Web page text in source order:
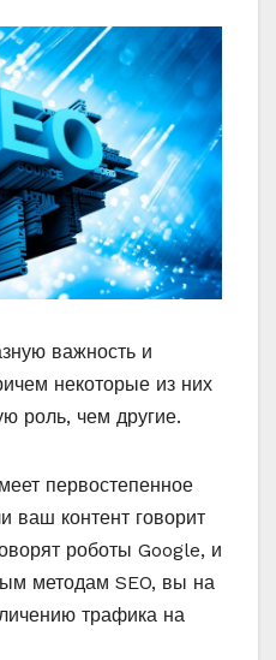
важность и
некоторые из них
роль, чем другие.
первостепенное
ваш контент говорит
роботы Google, и
методам SEO, вы на
трафика на